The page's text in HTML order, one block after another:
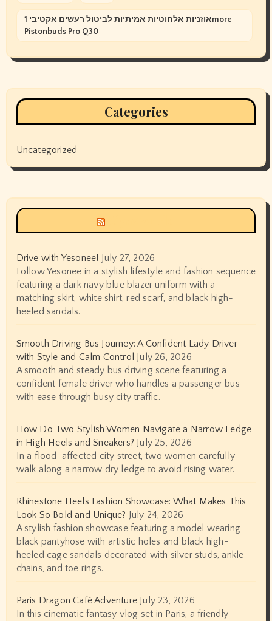
אוזניות אלחוטיות אמיתיות לביטול רעשים אקטיבי 1more
Pistonbuds Pro Q30
Categories
Uncategorized
Drive with Yesonee! July 27, 2026
Follow Yesonee in a stylish lifestyle and fashion sequence
featuring a dark navy blue blazer uniform with a
matching skirt, white shirt, red scarf, and black high-
heeled sandals.
Smooth Driving Bus Journey: A Confident Lady Driver
with Style and Calm Control July 26, 2026
A smooth and steady bus driving scene featuring a
confident female driver who handles a passenger bus
with ease through busy city traffic.
How Do Two Stylish Women Navigate a Narrow Ledge
in High Heels and Sneakers? July 25, 2026
In a flood-affected city street, two women carefully
walk along a narrow dry ledge to avoid rising water.
Rhinestone Heels Fashion Showcase: What Makes This
Look So Bold and Unique? July 24, 2026
A stylish fashion showcase featuring a model wearing
black pantyhose with artistic holes and black high-
heeled cage sandals decorated with silver studs, ankle
chains, and toe rings.
Paris Dragon Café Adventure July 23, 2026
In this cinematic fantasy vlog set in Paris, a friendly